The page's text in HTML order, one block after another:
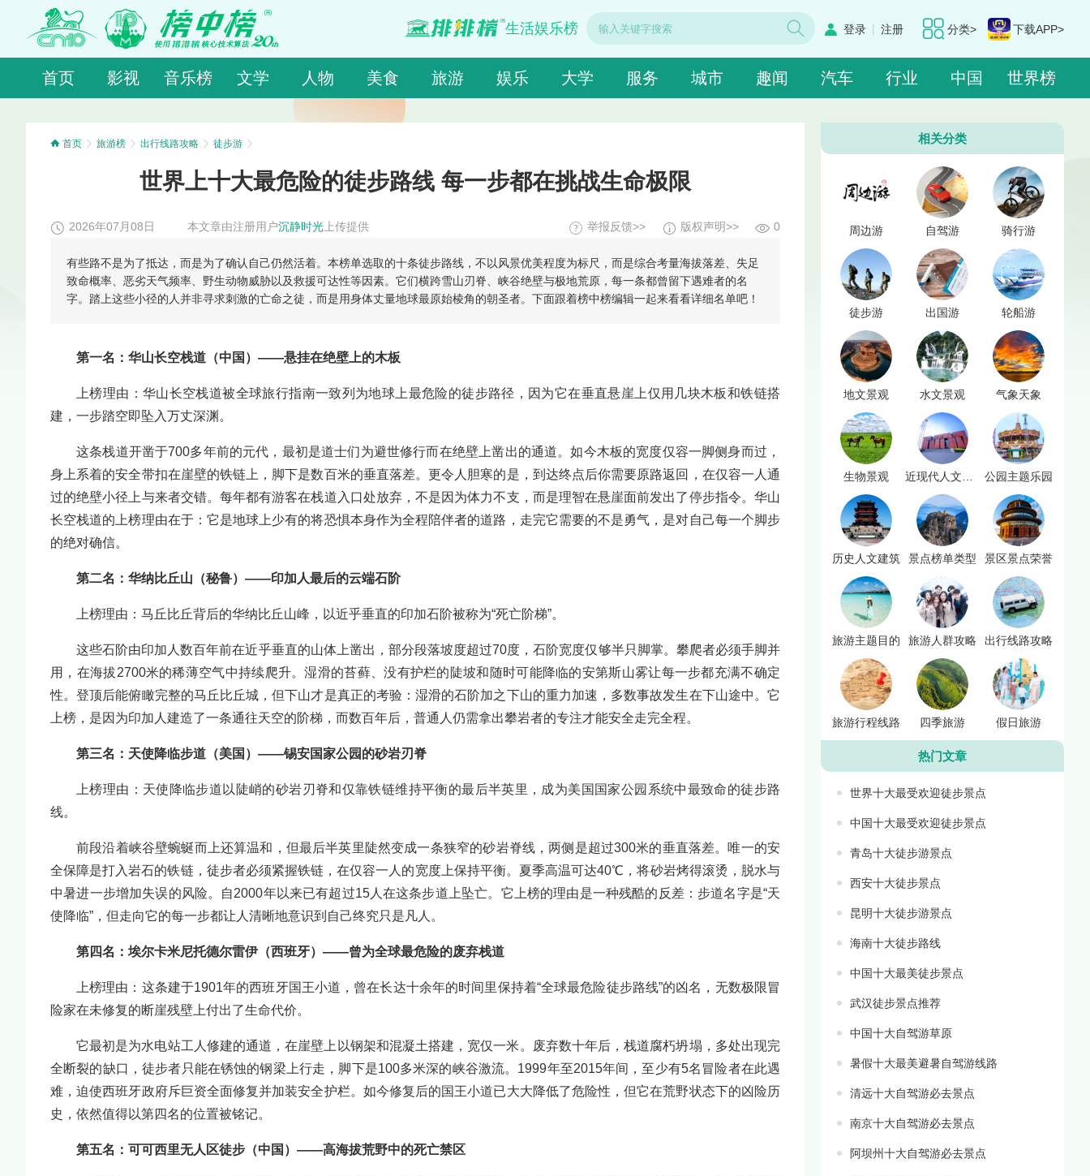
分类> 下载APP>
登录 | 注册
生活娱乐榜
首页 影视 音乐榜 文学 人物 美食 旅游 娱乐 大学 服务 城市 趣闻 汽车 行业 中国 世界榜
首页 旅游榜 出行线路攻略 徒步游
世界上十大最危险的徒步路线 每一步都在挑战生命极限
2026年07月08日 本文章由注册用户沉静时光上传提供 0
版权声明>>
举报反馈>>
有些路不是为了抵达，而是为了确认自己仍然活着。本榜单选取的十条徒步路线，不以风景优美程度为标尺，而是综合考量海拔落差、失足
致命概率、恶劣天气频率、野生动物威胁以及救援可达性等因素。它们横跨雪山刃脊、峡谷绝壁与极地荒原，每一条都曾留下遇难者的名
字。踏上这些小径的人并非寻求刺激的亡命之徒，而是用身体丈量地球最原始棱角的朝圣者。下面跟着榜中榜编辑一起来看看详细名单吧！
第一名：华山长空栈道（中国）——悬挂在绝壁上的木板
上榜理由：华山长空栈道被全球旅行指南一致列为地球上最危险的徒步路径，因为它在垂直悬崖上仅用几块木板和铁链搭
建，一步踏空即坠入万丈深渊。
这条栈道开凿于700多年前的元代，最初是道士们为避世修行而在绝壁上凿出的通道。如今木板的宽度仅容一脚侧身而过，
身上系着的安全带扣在崖壁的铁链上，脚下是数百米的垂直落差。更令人胆寒的是，到达终点后你需要原路返回，在仅容一人通
过的绝壁小径上与来者交错。每年都有游客在栈道入口处放弃，不是因为体力不支，而是理智在悬崖面前发出了停步指令。华山
长空栈道的上榜理由在于：它是地球上少有的将恐惧本身作为全程陪伴者的道路，走完它需要的不是勇气，是对自己每一个脚步
的绝对确信。
第二名：华纳比丘山（秘鲁）——印加人最后的云端石阶
上榜理由：马丘比丘背后的华纳比丘山峰，以近乎垂直的印加石阶被称为“死亡阶梯”。
这些石阶由印加人数百年前在近乎垂直的山体上凿出，部分段落坡度超过70度，石阶宽度仅够半只脚掌。攀爬者必须手脚并
用，在海拔2700米的稀薄空气中持续爬升。湿滑的苔藓、没有护栏的陡坡和随时可能降临的安第斯山雾让每一步都充满不确定
性。登顶后能俯瞰完整的马丘比丘城，但下山才是真正的考验：湿滑的石阶加之下山的重力加速，多数事故发生在下山途中。它
上榜，是因为印加人建造了一条通往天空的阶梯，而数百年后，普通人仍需拿出攀岩者的专注才能安全走完全程。
第三名：天使降临步道（美国）——锡安国家公园的砂岩刃脊
上榜理由：天使降临步道以陡峭的砂岩刃脊和仅靠铁链维持平衡的最后半英里，成为美国国家公园系统中最致命的徒步路
线。
前段沿着峡谷壁蜿蜒而上还算温和，但最后半英里陡然变成一条狭窄的砂岩脊线，两侧是超过300米的垂直落差。唯一的安
全保障是打入岩石的铁链，徒步者必须紧握铁链，在仅容一人的宽度上保持平衡。夏季高温可达40℃，将砂岩烤得滚烫，脱水与
中暑进一步增加失误的风险。自2000年以来已有超过15人在这条步道上坠亡。它上榜的理由是一种残酷的反差：步道名字是“天
使降临”，但走向它的每一步都让人清晰地意识到自己终究只是凡人。
第四名：埃尔卡米尼托德尔雷伊（西班牙）——曾为全球最危险的废弃栈道
上榜理由：这条建于1901年的西班牙国王小道，曾在长达十余年的时间里保持着“全球最危险徒步路线”的凶名，无数极限冒
险家在未修复的断崖残壁上付出了生命代价。
它最初是为水电站工人修建的通道，在崖壁上以钢架和混凝土搭建，宽仅一米。废弃数十年后，栈道腐朽坍塌，多处出现完
全断裂的缺口，徒步者只能在锈蚀的钢梁上行走，脚下是100多米深的峡谷激流。1999年至2015年间，至少有5名冒险者在此遇
难，迫使西班牙政府斥巨资全面修复并加装安全护栏。如今修复后的国王小道已大大降低了危险性，但它在荒野状态下的凶险历
史，依然值得以第四名的位置被铭记。
第五名：可可西里无人区徒步（中国）——高海拔荒野中的死亡禁区
相关分类
周边游 自驾游 骑行游
徒步游 出国游 轮船游
地文景观 水文景观 气象天象
生物景观 近现代人文景观 公园主题乐园
历史人文建筑 景点榜单类型 景区景点荣誉
旅游主题目的 旅游人群攻略 出行线路攻略
旅游行程线路 四季旅游 假日旅游
热门文章
世界十大最受欢迎徒步景点
中国十大最受欢迎徒步景点
青岛十大徒步游景点
西安十大徒步景点
昆明十大徒步游景点
海南十大徒步路线
中国十大最美徒步景点
武汉徒步景点推荐
中国十大自驾游草原
暑假十大最美避暑自驾游线路
清远十大自驾游必去景点
南京十大自驾游必去景点
阿坝州十大自驾游必去景点